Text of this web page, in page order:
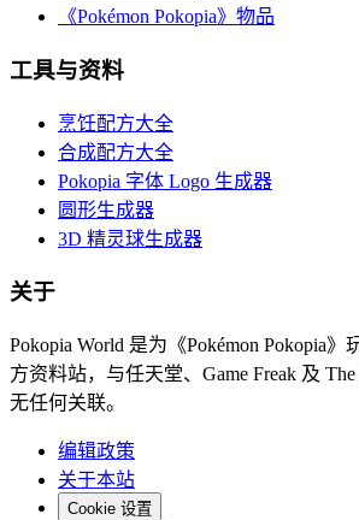
《Pokémon Pokopia》物品
工具与资料
烹饪配方大全
合成配方大全
Pokopia 字体 Logo 生成器
圆形生成器
3D 精灵球生成器
关于
Pokopia World 是为《Pokémon Pokopia
方资料站，与任天堂、Game Freak 及 The
无任何关联。
编辑政策
关于本站
Cookie 设置